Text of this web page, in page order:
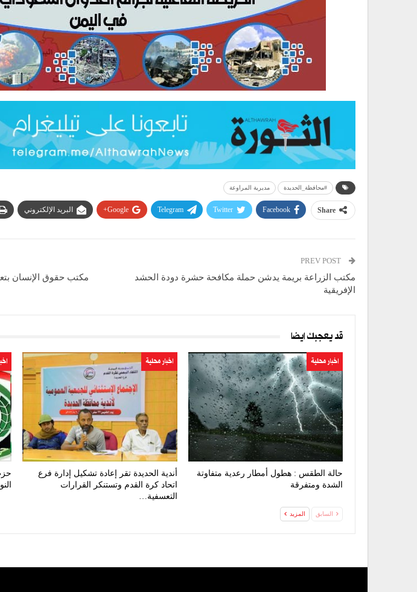
#محافظة_الحديدة مديرية المراوعة
Share
Facebook
Twitter
Telegram
Google+ البريد الإلكتروني
مكتب الزراعة بريمة يدشن حملة مكافحة حشرة دودة الحشد
الإفريقية
مكتب حقوق الإنسان
قد يعجبك ايضا
اخبار محلية
حالة الطقس : هطول أمطار رعدية متفاوتة
الشدة ومتفرقة
اخبار محلية
أندية الحديدة تقر إعادة تشكيل إدارة فرع
اتحاد كرة القدم وتستنكر القرارات
التعسفية…
السابق المزيد